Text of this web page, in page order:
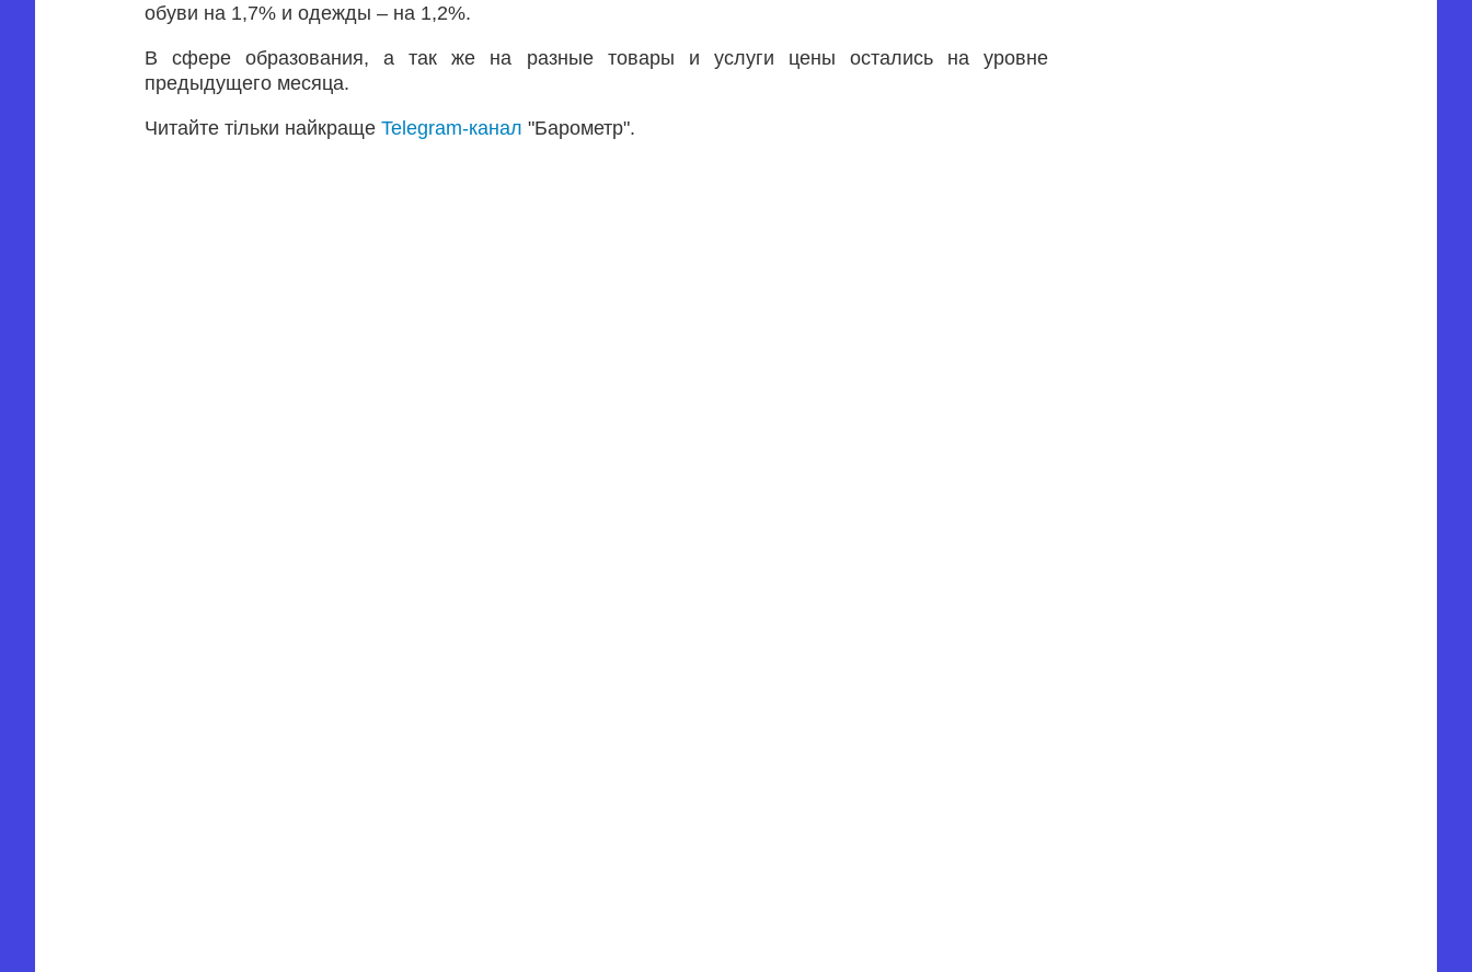
обуви на 1,7% и одежды – на 1,2%.
В сфере образования, а так же на разные товары и услуги цены остались на уровне
предыдущего месяца.
Читайте тільки найкраще Telegram-канал "Барометр".